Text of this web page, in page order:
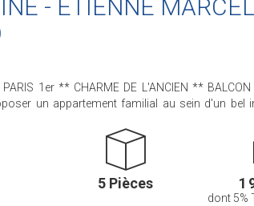
- ETIENNE
1er ** CHARME DE L'ANCIEN ** BALCON ** Nous
un appartement familial au sein d'un bel
superficie de 130 m² et 10m² de BALCON
CINQUIEME ETAGE avec ASCENSEUR
une cuisine séparée, trois chambres, un
closets séparés. Deux caves complètent ce bien.
5 Pièces 1
dont 5%